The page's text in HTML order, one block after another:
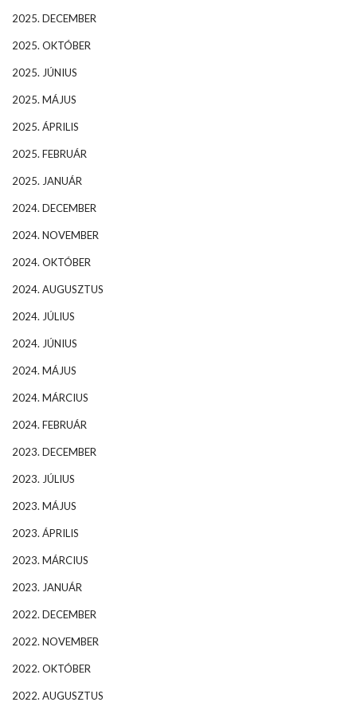
2025. DECEMBER
2025. OKTÓBER
2025. JÚNIUS
2025. MÁJUS
2025. ÁPRILIS
2025. FEBRUÁR
2025. JANUÁR
2024. DECEMBER
2024. NOVEMBER
2024. OKTÓBER
2024. AUGUSZTUS
2024. JÚLIUS
2024. JÚNIUS
2024. MÁJUS
2024. MÁRCIUS
2024. FEBRUÁR
2023. DECEMBER
2023. JÚLIUS
2023. MÁJUS
2023. ÁPRILIS
2023. MÁRCIUS
2023. JANUÁR
2022. DECEMBER
2022. NOVEMBER
2022. OKTÓBER
2022. AUGUSZTUS